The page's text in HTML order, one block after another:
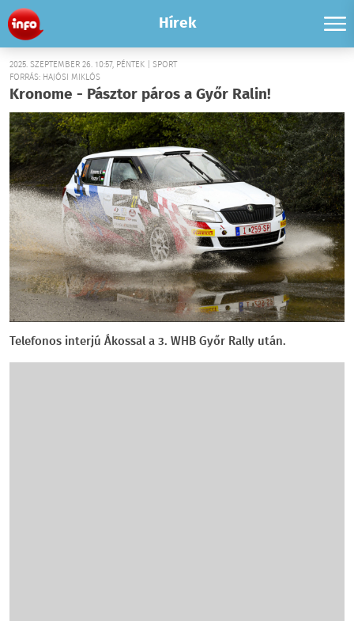
Hírek
2025. SZEPTEMBER 26. 10:57, PÉNTEK | SPORT
FORRÁS: HAJÓSI MIKLÓS
Kronome - Pásztor páros a Győr Ralin!
Telefonos interjú Ákossal a 3. WHB Győr Rally után.